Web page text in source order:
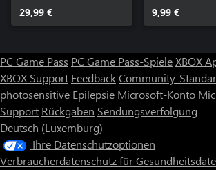
29,99 €
Upgrade
9,99 €
PC Game Pass PC Game Pass-SpieleXBOX
XBOX Support FeedbackCommunity-
photosensitive Epilepsie Microsoft-Konto
Support Rückgaben Sendungsverfolgung
Deutsch (Luxemburg)
Ihre Datenschutzoptionen
Verbraucherdatenschutz für